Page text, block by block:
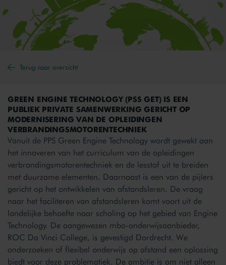
Terug naar overzicht
GREEN ENGINE TECHNOLOGY (PSS GET) IS EEN
PUBLIEK PRIVATE SAMENWERKING GERICHT OP
MODERNISERING VAN DE OPLEIDINGEN
VERBRANDINGSMOTORENTECHNIEK
Vanuit de PPS Green Engine Technology wordt gewekt aan
het innoveren van het curriculum van de opleidingen
verbrandingsmotorentechniek en de lesstof uit te breiden
met duurzame elementen. Daarnaast is een van de pijlers
gericht op het ontwikkelen van afstandsleren. De vraag
naar het faciliteren van afstandsleren komt voort uit de
landelijke behoefte naar scholing op het gebied van Engine
Technology. De aangewezen mbo-onderwijsaanbieder,
ROC Da Vinci College, is gevestigd Dordrecht. We
onderzoeken of flexibel onderwijs op afstand een oplossing
biedt voor deze problematiek. De ambitie is om niet alleen